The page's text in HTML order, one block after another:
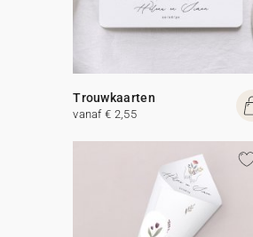
Trouwkaarten
vanaf € 2,55